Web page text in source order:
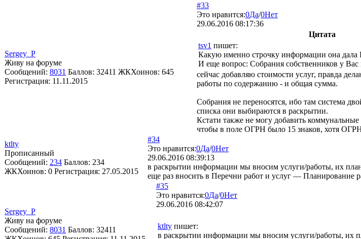
Sergey_P
Живу на форуме
Сообщений: 8031 Баллов: 32411 ЖКХоинов: 645
Регистрация: 11.11.2015
#33
Это нравится:0Да/0Нет
29.06.2016 08:17:36
Цитата
tsv1 пишет:
Какую именно строчку информации она дала
И еще вопрос: Собрания собственников у Вас
сейчас добавляю стоимости услуг, правда
работы по содержанию - и общая сумма.
Собрания не переносятся, ибо там система
списка они выбираются в раскрытии.
Кстати также не могу добавить
чтобы в поле ОГРН было 15 знаков, хотя
ktlty
Прописанный
Сообщений: 234 Баллов: 234
ЖКХоинов: 0 Регистрация: 27.05.2015
#34
Это нравится:0Да/0Нет
29.06.2016 08:39:13
в раскрытии информации мы вносим услуги/работы, их
еще раз вносить в Перечни работ и услуг — Планирование
Sergey_P
Живу на форуме
Сообщений: 8031 Баллов: 32411
#35
Это нравится:0Да/0Нет
29.06.2016 08:42:07
ktlty пишет:
в раскрытии информации мы вносим услуги/работы, их